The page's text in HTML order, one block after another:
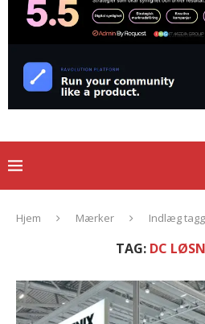
Hjem Mærker Indlæg
TAG: DC